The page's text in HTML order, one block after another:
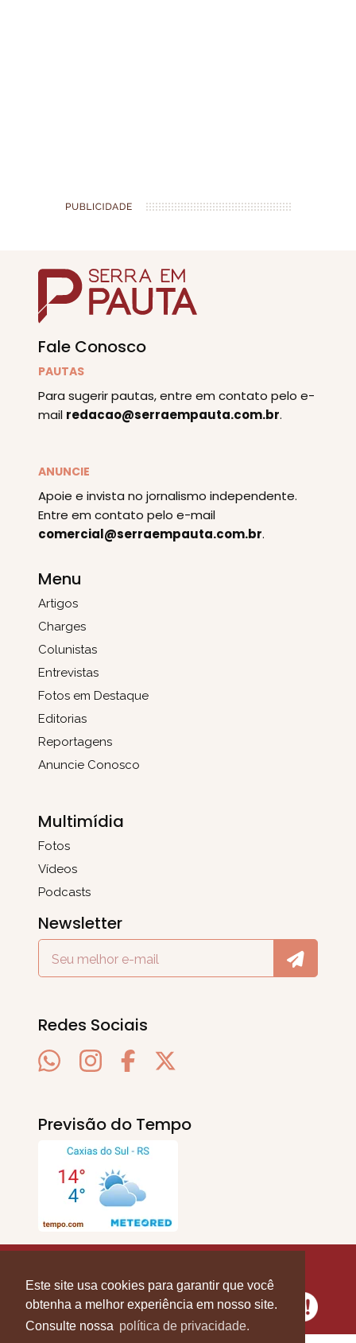
Este site usa cookies para garantir que você
obtenha a melhor experiência em nosso site.
Consulte nossa política de privacidade.
Fale Conosco
PAUTAS
Para sugerir pautas, entre em contato pelo e-
mail redacao@serraempauta.com.br.
ANUNCIE
Apoie e invista no jornalismo independente.
Entre em contato pelo e-mail
comercial@serraempauta.com.br.
Menu
Artigos
Charges
Colunistas
Entrevistas
Fotos em Destaque
Editorias
Reportagens
Anuncie Conosco
Multimídia
Fotos
Vídeos
Podcasts
Newsletter
Redes Sociais
Previsão do Tempo
Direitos Reservados.